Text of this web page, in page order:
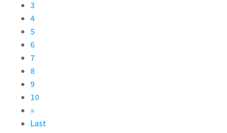
3
4
5
6
7
8
9
10
»
Last